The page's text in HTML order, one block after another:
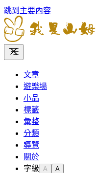
跳到主要內容
文章
遊樂場
小品
標籤
彙整
分類
導覽
關於
字級 A A